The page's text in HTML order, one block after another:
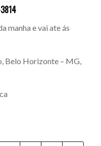
manha e vai ate ás
Belo Horizonte – MG,